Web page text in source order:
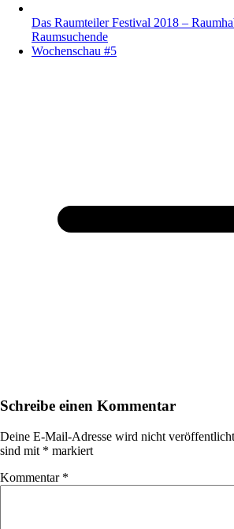
Das Raumteiler Festival 2018 –
Raumsuchende
Wochenschau #5
Schreibe einen Kommentar
Deine E-Mail-Adresse wird nicht
sind mit * markiert
Kommentar *